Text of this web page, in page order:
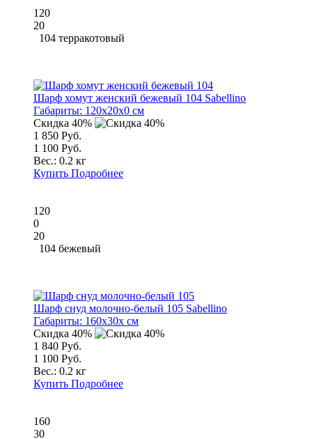
120
20
104 терракотовый
Шарф хомут женский бежевый 104 Sabellino
Габариты: 120x20x0 см
Скидка 40%
1 850 Руб.
1 100 Руб.
Вес.: 0.2 кг
Купить Подробнее
120
0
20
104 бежевый
Шарф снуд молочно-белый 105 Sabellino
Габариты: 160x30x см
Скидка 40%
1 840 Руб.
1 100 Руб.
Вес.: 0.2 кг
Купить Подробнее
160
30